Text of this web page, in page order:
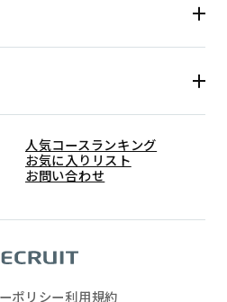
人気コースランキング
お気に入りリスト
お問い合わせ
ポリシー利用規約